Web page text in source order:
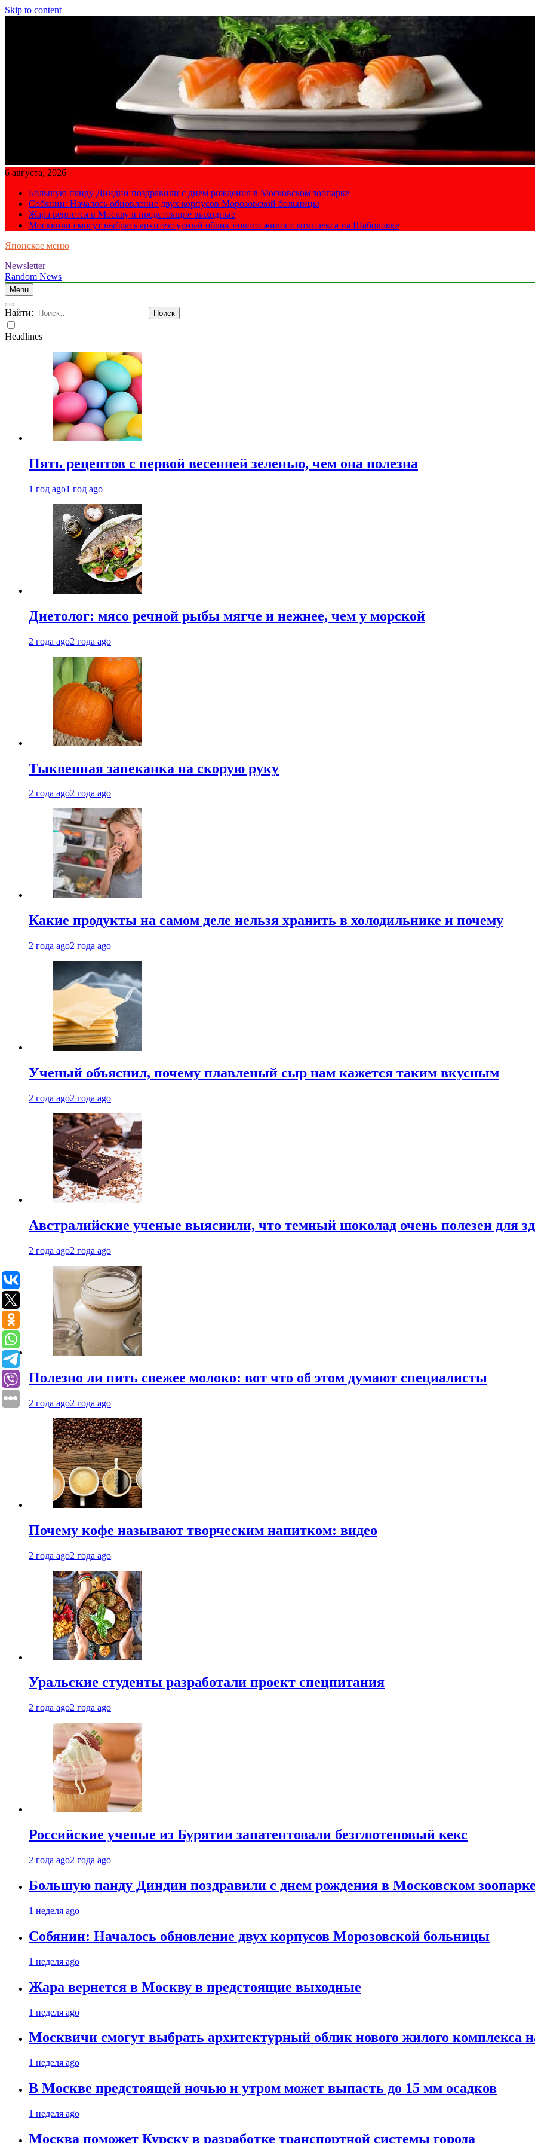
Skip to content
6 августа, 2026
Большую панду Диндин поздравили с днем рождения в Московском зоопарке
Собянин: Началось обновление двух корпусов Морозовской больницы
Жара вернется в Москву в предстоящие выходные
Москвичи смогут выбрать архитектурный облик нового жилого комплекса на Шаболовке
Японское меню
Newsletter
Random News
Menu
Найти:
Headlines
Пять рецептов с первой весенней зеленью, чем она полезна
1 год ago1 год ago
Диетолог: мясо речной рыбы мягче и нежнее, чем у морской
2 года ago2 года ago
Тыквенная запеканка на скорую руку
2 года ago2 года ago
Какие продукты на самом деле нельзя хранить в холодильнике и почему
2 года ago2 года ago
Ученый объяснил, почему плавленый сыр нам кажется таким вкусным
2 года ago2 года ago
Австралийские ученые выяснили, что темный шоколад очень полезен для
2 года ago2 года ago
Полезно ли пить свежее молоко: вот что об этом думают специалисты
2 года ago2 года ago
Почему кофе называют творческим напитком: видео
2 года ago2 года ago
Уральские студенты разработали проект спецпитания
2 года ago2 года ago
Российские ученые из Бурятии запатентовали безглютеновый кекс
2 года ago2 года ago
Большую панду Диндин поздравили с днем рождения в Московском зоопарке
1 неделя ago
Собянин: Началось обновление двух корпусов Морозовской больницы
1 неделя ago
Жара вернется в Москву в предстоящие выходные
1 неделя ago
Москвичи смогут выбрать архитектурный облик нового жилого комплекса
1 неделя ago
В Москве предстоящей ночью и утром может выпасть до 15 мм осадков
1 неделя ago
Москва поможет Курску в разработке транспортной системы города